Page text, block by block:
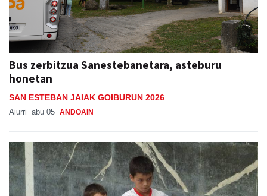
Bus zerbitzua Sanestebanetara, asteburu
honetan
SAN ESTEBAN JAIAK GOIBURUN 2026
Aiurri abu 05 ANDOAIN